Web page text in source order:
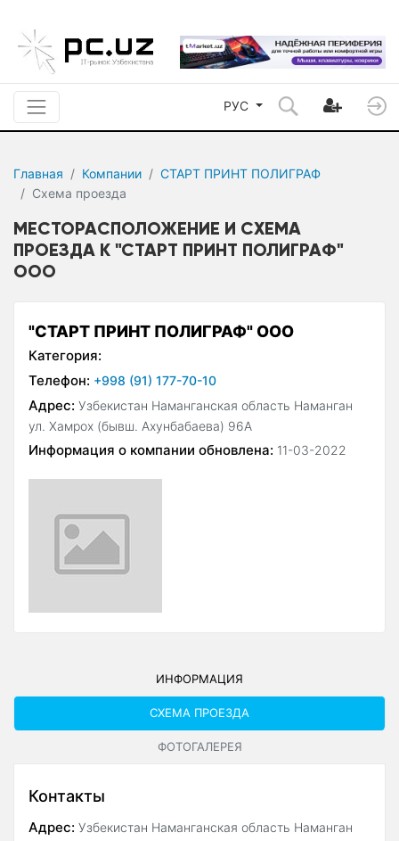
РУС
Главная Компании
СТАРТ ПРИНТ ПОЛИГРАФ
Схема проезда
МЕСТОРАСПОЛОЖЕНИЕ И СХЕМА
ПРОЕЗДА К "СТАРТ ПРИНТ ПОЛИГРАФ"
ООО
"СТАРТ ПРИНТ ПОЛИГРАФ" ООО
Категория:
Телефон: +998 (91) 177-70-10
Адрес: Узбекистан Наманганская область Наманган
ул. Хамрох (бывш. Ахунбабаева) 96А
Информация о компании обновлена: 11-03-2022
ИНФОРМАЦИЯ
СХЕМА ПРОЕЗДА
ФОТОГАЛЕРЕЯ
Контакты
Адрес: Узбекистан Наманганская область Наманган